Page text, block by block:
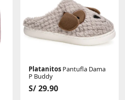
Platanitos Pantufla Dama
P Buddy
S/ 29.90